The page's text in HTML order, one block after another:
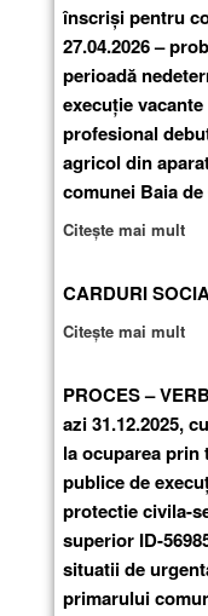
înscriși pentru
27.04.2026 –
perioadă
execuție
profesional
agricol din
comunei Baia
Citește mai mult
CARDURI
Citește mai mult
PROCES –
azi 31.12.2025,
la ocuparea prin
publice de
protectie civila-
superior ID-
situatii de
primarului